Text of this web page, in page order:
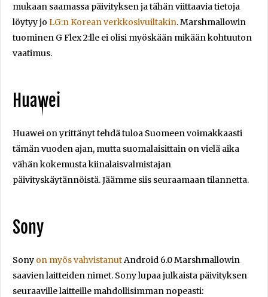
mukaan saamassa päivityksen ja tähän viittaavia tietoja
löytyy jo LG:n Korean verkkosivuiltakin. Marshmallowin
tuominen G Flex 2:lle ei olisi myöskään mikään kohtuuton
vaatimus.
Huawei
Huawei on yrittänyt tehdä tuloa Suomeen voimakkaasti
tämän vuoden ajan, mutta suomalaisittain on vielä aika
vähän kokemusta kiinalaisvalmistajan
päivityskäytännöistä. Jäämme siis seuraamaan tilannetta.
Sony
Sony on myös vahvistanutAndroid 6.0 Marshmallowin
saavien laitteiden nimet. Sony lupaa julkaista päivityksen
seuraaville laitteille mahdollisimman nopeasti: